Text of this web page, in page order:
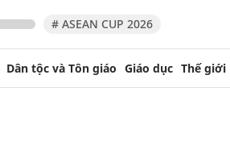
# ASEAN CUP 2026
Dân tộc và Tôn giáo Giáo dục Thế giới